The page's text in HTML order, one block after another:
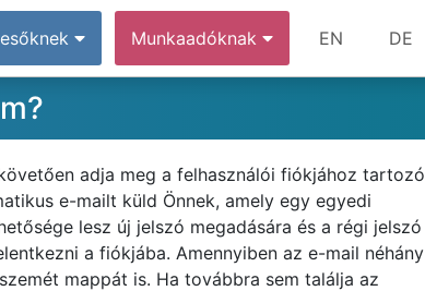
Munkaadóknak EN DE
adja meg a felhasználói fiókjához tartozó
e-mailt küld Önnek, amely egy egyedi
lesz új jelszó megadására és a régi jelszó
a fiókjába. Amennyiben az e-mail néhány
mappát is. Ha továbbra sem találja az